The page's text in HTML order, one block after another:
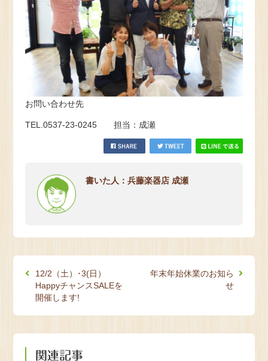
お問い合わせ先
TEL.0537-23-0245 担当：成瀬
書いた人：兵藤楽器店 成瀬
12/2（土）･3(日）
HappyチャンスSALEを
開催します!
年末年始休業のお知ら
せ
関連記事